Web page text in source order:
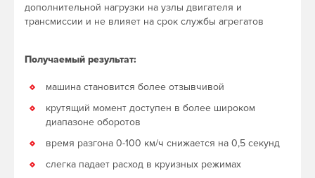
дополнительной нагрузки на узлы двигателя и
трансмиссии и не влияет на срок службы агрегатов
Получаемый результат:
машина становится более отзывчивой
крутящий момент доступен в более широком
диапазоне оборотов
время разгона 0-100 км/ч снижается на 0,5 секунд
слегка падает расход в круизных режимах